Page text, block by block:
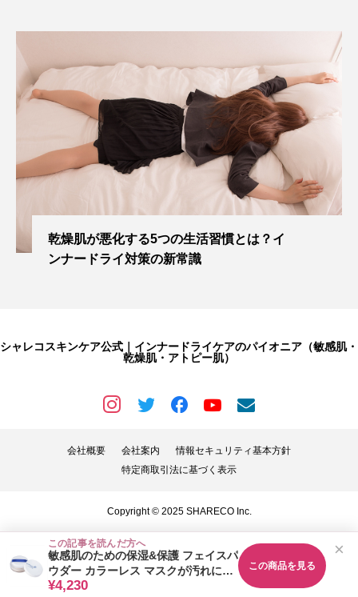
乾燥肌が悪化する5つの生活習慣とは？イ
ンナードライ対策の新常識
シャレコスキンケア公式｜インナードライケアのパイオニア（敏感肌・
乾燥肌・アトピー肌）
会社概要 会社案内
情報セキュリティ基本方針
特定商取引法に基づく表示
Copyright © 2025 SHARECO Inc.
この記事を読んだ方へ
敏感肌のための保湿&保護 フェイスパ
ウダー カラーレス マスクが汚れにく
い シャレコレスキューSPパウダー
¥4,230
この商品を見る
×